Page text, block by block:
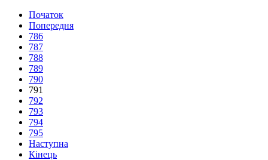
Початок
Попередня
786
787
788
789
790
791
792
793
794
795
Наступна
Кінець